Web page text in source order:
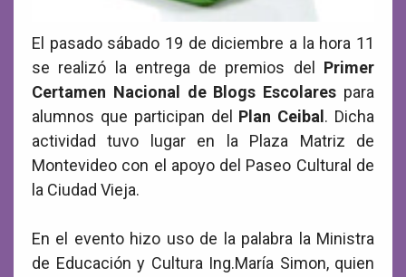
El pasado sábado 19 de diciembre a la hora 11
se realizó la entrega de premios del Primer
Certamen Nacional de Blogs Escolares para
alumnos que participan del Plan Ceibal . Dicha
actividad tuvo lugar en la Plaza Matriz de
Montevideo con el apoyo del Paseo Cultural de
la Ciudad Vieja.
En el evento hizo uso de la palabra la Ministra
de Educación y Cultura Ing.María Simon, quien